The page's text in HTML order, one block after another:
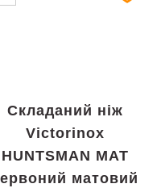
Складаний ніж
Victorinox
HUNTSMAN MAT
матовий